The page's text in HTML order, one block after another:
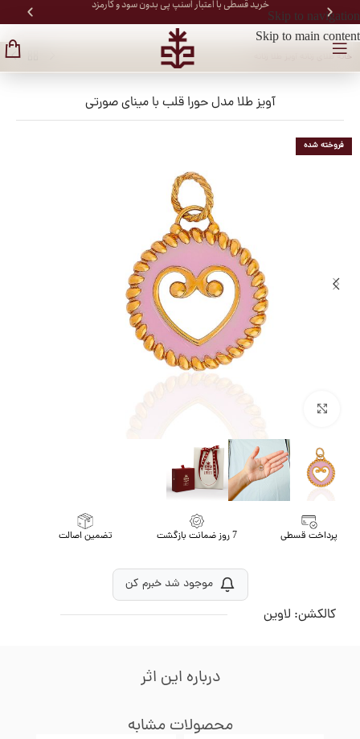
Skip to navigation
Skip to main content
خرید قسطی با اعتبار اسنپ پی بدون سود و کارمزد
خانه/طلای زنانه
فروخته شده
برای بزرگنمایی کلیک کنید
آویز طلا مدل حورا قلب با مینای صورتی
پرداخت قسطی 7 روز ضمانت بازگشت تضمین اصالت
موجود شد خبرم کن
کالکشن: لاوین
محصولات مشابه
درباره این اثر